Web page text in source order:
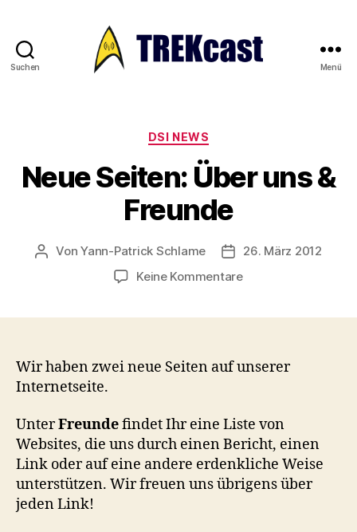
Suchen Menü
Kategorien
DSI NEWS
Neue Seiten: Über uns &
Freunde
Beitragsautor
VonYann-Patrick Schlame
26. März 2012
Keine Kommentarezu
&
Wir haben zwei neue Seiten auf unserer
Internetseite.
UnterFreundefindet Ihr eine Liste von
Websites, die uns durch einen Bericht, einen
Link oder auf eine andere erdenkliche Weise
unterstützen. Wir freuen uns übrigens über
jeden Link!